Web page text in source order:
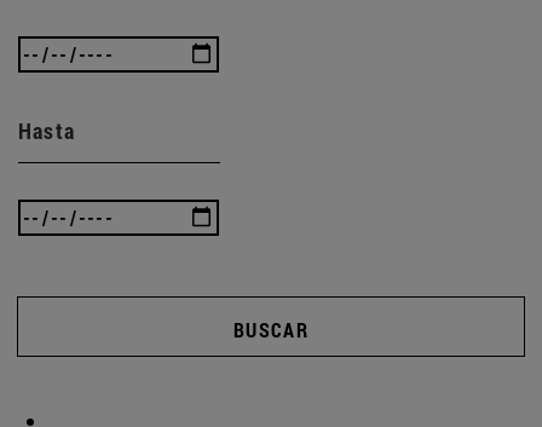
Hasta
BUSCAR